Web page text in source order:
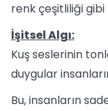
renk çeşitliliği
İşitsel Algı:
Kuş seslerinin
duygular
Bu, insanların